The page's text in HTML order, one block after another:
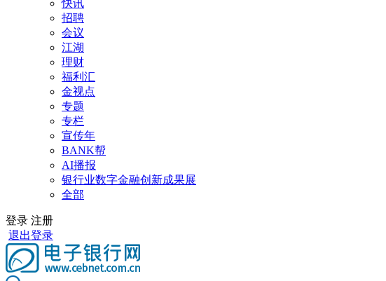
快讯
招聘
会议
江湖
理财
福利汇
金视点
专题
专栏
宣传年
BANK帮
AI播报
银行业数字金融创新成果展
全部
登录 注册
退出登录